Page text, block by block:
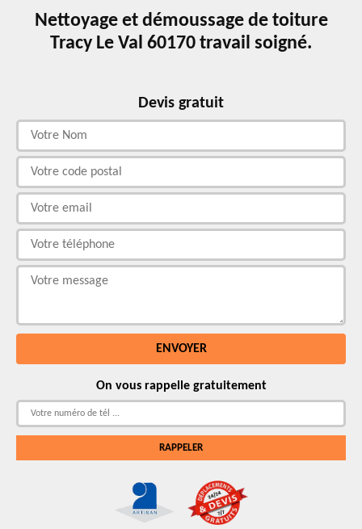
Nettoyage et démoussage de toiture
Tracy Le Val 60170 travail soigné.
Devis gratuit
On vous rappelle gratuitement